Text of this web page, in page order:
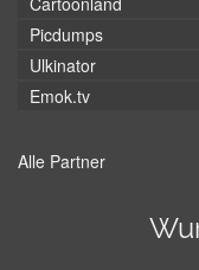
Picdumps
Ulkinator
Emok.tv
Alle Partner